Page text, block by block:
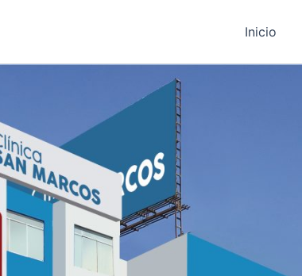
Inicio